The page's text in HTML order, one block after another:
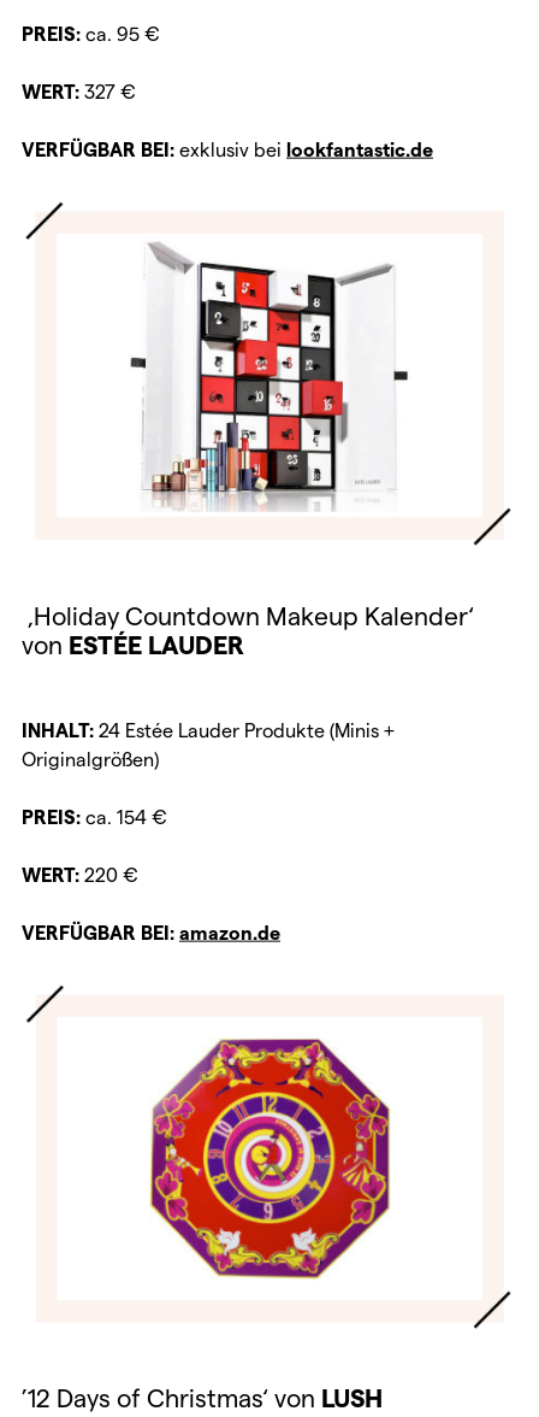
PREIS: ca. 95 €
WERT: 327 €
VERFÜGBAR BEI: exklusiv bei lookfantastic.de
‚Holiday Countdown Makeup Kalender‘
von ESTÉE LAUDER
INHALT: 24 Estée Lauder Produkte (Minis +
Originalgrößen)
PREIS: ca. 154 €
WERT: 220 €
VERFÜGBAR BEI: amazon.de
’12 Days of Christmas‘ von LUSH